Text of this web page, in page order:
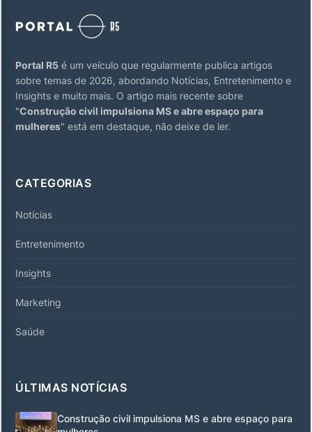
Portal R5 é um veículo que regularmente publica artigos
sobre temas de 2026, abordando Notícias, Entretenimento e
Insights e muito mais. O artigo mais recente sobre
"Construção civil impulsiona MS e abre espaço para
mulheres" está em destaque, não deixe de ler.
CATEGORIAS
Notícias
Entretenimento
Insights
Marketing
Saúde
ÚLTIMAS NOTÍCIAS
Construção civil impulsiona MS e abre espaço para